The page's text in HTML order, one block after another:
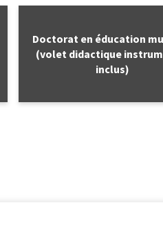
Doctorat en éducation
(volet didactique
inclus)